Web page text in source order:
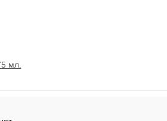
мл.